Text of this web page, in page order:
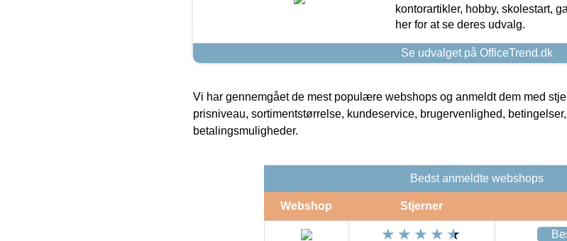
kontorartikler, hobby, skolestart,
her for at se deres udvalg.
Se udvalget på OfficeTrend.dk
Vi har gennemgået de mest populære webshops og anmeldt dem med
prisniveau, sortimentstørrelse, kundeservice, brugervenlighed,
betalingsmuligheder.
Bedst anmeldte webshops
Webshop Stjerner